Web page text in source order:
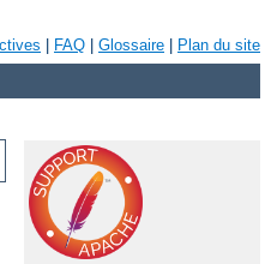
FAQ Glossaire Plan du site